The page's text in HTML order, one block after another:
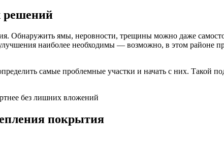
решений
Обнаружить ямы, неровности, трещины можно даже
наиболее необходимы — возможно, в этом районе
самые проблемные участки и начать с них. Такой
покрытия